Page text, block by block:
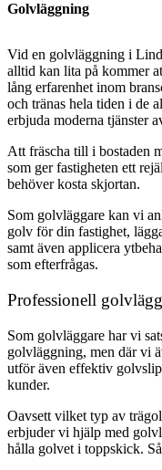
Golvläggning
Vid en golvläggning i
alltid kan lita på kommer
lång erfarenhet inom
och tränas hela tiden i de
erbjuda moderna tjänster
Att fräscha till i bostaden
som ger fastigheten ett
behöver kosta skjortan.
Som golvläggare kan vi
golv för din fastighet,
samt även applicera
som efterfrågas.
Professionell
Som golvläggare har vi
golvläggning, men där vi
utför även effektiv
kunder.
Oavsett vilket typ av
erbjuder vi hjälp med
hålla golvet i toppskick.